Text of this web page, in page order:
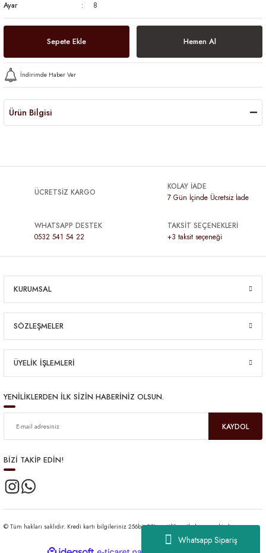
Whatsapp Sipariş
Ayar
8
Sepete Ekle Hemen Al
İndirimde Haber Ver
Ürün Bilgisi
ÜCRETSİZ KARGO
KOLAY İADE
7 Gün İçinde Ücretsiz İade
WHATSAPP DESTEK
0532 541 54 22
TAKSİT SEÇENEKLERİ
+3 taksit seçeneği
KURUMSAL
SÖZLEŞMELER
ÜYELİK İŞLEMLERİ
YENİLİKLERDEN İLK SİZİN HABERİNİZ OLSUN.
KAYDOL
BİZİ TAKİP EDİN!
© Tüm hakları saklıdır. Kredi kartı bilgileriniz 256bit SSL sertifikası ile korunmaktadır.
ideasoft